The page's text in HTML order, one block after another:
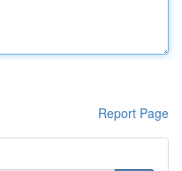
Report Page